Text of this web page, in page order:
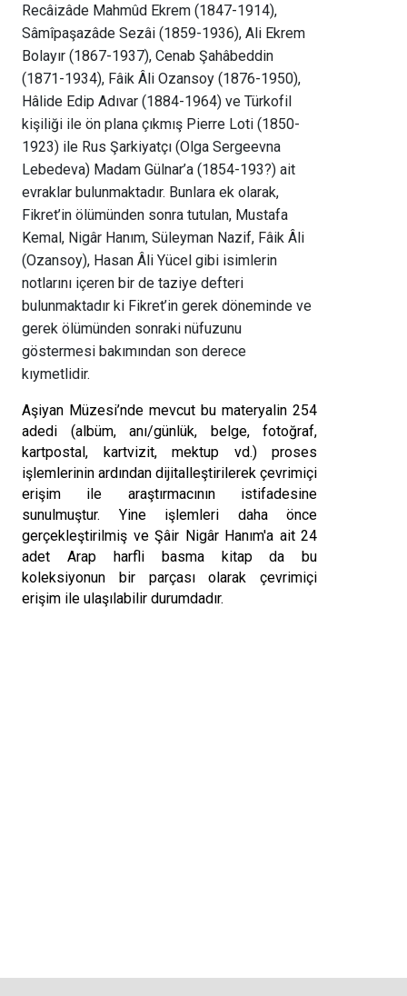
Recâizâde Mahmûd Ekrem (1847-1914),
Sâmîpaşazâde Sezâi (1859-1936), Ali Ekrem
Bolayır (1867-1937), Cenab Şahâbeddin
(1871-1934), Fâik Âli Ozansoy (1876-1950),
Hâlide Edip Adıvar (1884-1964) ve Türkofil
kişiliği ile ön plana çıkmış Pierre Loti (1850-
1923) ile Rus Şarkiyatçı (Olga Sergeevna
Lebedeva) Madam Gülnar’a (1854-193?) ait
evraklar bulunmaktadır. Bunlara ek olarak,
Fikret’in ölümünden sonra tutulan, Mustafa
Kemal, Nigâr Hanım, Süleyman Nazif, Fâik Âli
(Ozansoy), Hasan Âli Yücel gibi isimlerin
notlarını içeren bir de taziye defteri
bulunmaktadır ki Fikret’in gerek döneminde ve
gerek ölümünden sonraki nüfuzunu
göstermesi bakımından son derece
kıymetlidir.
Aşiyan Müzesi’nde mevcut bu materyalin 254
adedi (albüm, anı/günlük, belge, fotoğraf,
kartpostal, kartvizit, mektup vd.) proses
işlemlerinin ardından dijitalleştirilerek çevrimiçi
erişim ile araştırmacının istifadesine
sunulmuştur. Yine işlemleri daha önce
gerçekleştirilmiş ve Şâir Nigâr Hanım'a ait 24
adet Arap harfli basma kitap da bu
koleksiyonun bir parçası olarak çevrimiçi
erişim ile ulaşılabilir durumdadır.